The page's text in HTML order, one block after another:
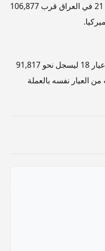
ارتفع سعر شراء غرام الذهب عيار 21 في العراق قرب 106,877
تحرك سعر شراء غرام الذهب من عيار 18 ليسجل نحو 91,817
العيار نفسه بالعملة